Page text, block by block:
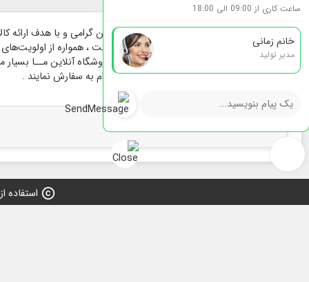
ساعت کاری از 09:00 الی 18:00
خانم زمانی
مدیر تولید
هنرمندان پارسی تاسیس و راه اندازی گردیده است ، همواره از اولویت‌های
در فرایند پیش و حین خرید بوده است ؛ برای فروشگاه آنلاین مــا بسیار
بیشترین سهولت انتخاب و با خیالی آسوده اقدام به سفارش نمایند .
copyright استفاده